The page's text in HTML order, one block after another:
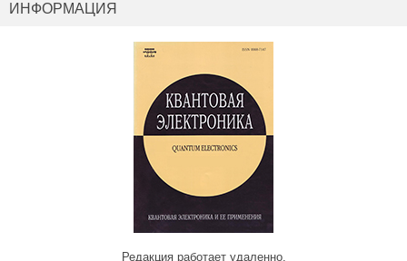
ИНФОРМАЦИЯ
Редакция работает удаленно.